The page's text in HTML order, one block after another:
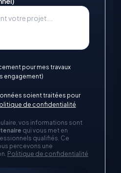
pour mes travaux
engagement)
soient traitées pour
de confidentialité
vos informations sont
qui vous met en
qualifiés. Ce
percevons une
Politique de confidentialité